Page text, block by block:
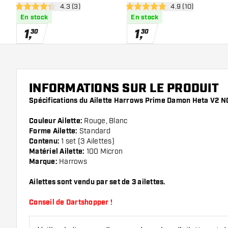
ouvrir le panneau des avis
4.3 étoiles de notation
4.3 (3)
En stock
1,30
ouvrir le panneau
4.9 étoiles de notation
4.9 (10)
En stock
1,30
INFORMATIONS SUR LE PRODUIT
Spécifications du Ailette Harrows Prime Damon Heta V2
Couleur Ailette: Rouge, Blanc
Forme Ailette: Standard
Contenu: 1 set (3 Ailettes)
Matériel Ailette: 100 Micron
Marque: Harrows
Ailettes sont vendu par set de 3 ailettes.
Conseil de Dartshopper !